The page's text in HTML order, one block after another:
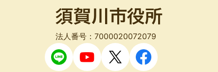
法人番号：7000020072079